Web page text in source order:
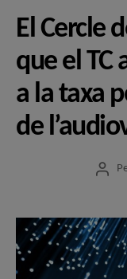
El Cercle
que el TC
a la taxa
de